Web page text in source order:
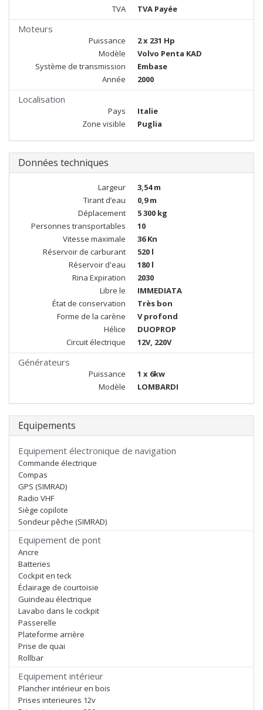
TVA
TVA Payée
Moteurs
Puissance
2 x 231 Hp
Modèle
Volvo Penta KAD
Système de transmission
Embase
Année
2000
Localisation
Pays
Italie
Zone visible
Puglia
Données techniques
Largeur
3,54 m
Tirant d’eau
0,9 m
Déplacement
5 300 kg
Personnes transportables
10
Vitesse maximale
36 Kn
Réservoir de carburant
520 l
Réservoir d'eau
180 l
Rina Expiration
2030
Libre le
IMMEDIATA
État de conservation
Très bon
Forme de la carène
V profond
Hélice
DUOPROP
Circuit électrique
12V, 220V
Générateurs
Puissance
1 x 6kw
Modèle
LOMBARDI
Equipements
Equipement électronique de navigation
Commande électrique
Compas
GPS (SIMRAD)
Radio VHF
Siège copilote
Sondeur pêche (SIMRAD)
Equipement de pont
Ancre
Batteries
Cockpit en teck
Éclairage de courtoisie
Guindeau électrique
Lavabo dans le cockpit
Passerelle
Plateforme arrière
Prise de quai
Rollbar
Equipement intérieur
Plancher intérieur en bois
Prises interieures 12v